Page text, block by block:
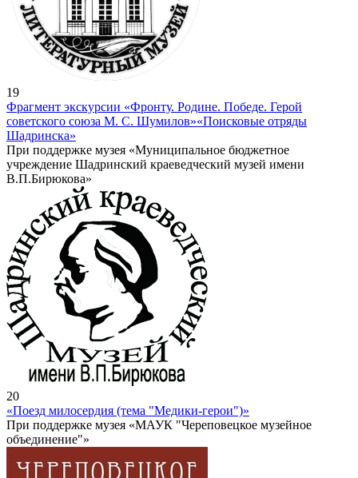
19
Фрагмент экскурсии «Фронту. Родине. Победе. Герой
советского союза М. С. Шумилов»«Поисковые отряды
Шадринска»
При поддержке музея «Муниципальное бюджетное
учреждение Шадринский краеведческий музей имени
В.П.Бирюкова»
20
«Поезд милосердия (тема "Медики-герои")»
При поддержке музея «МАУК "Череповецкое музейное
объединение"»